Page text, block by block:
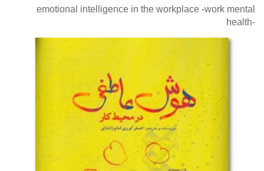
emotional intelligence in the workplace -work mental
health-